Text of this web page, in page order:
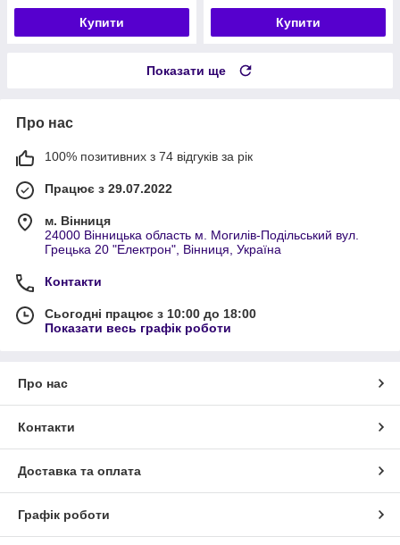
Купити Купити
Показати ще
Про нас
100% позитивних з 74 відгуків за рік
Працює з 29.07.2022
м. Вінниця
24000 Вінницька область м. Могилів-Подільський вул.
Грецька 20 "Електрон", Вінниця, Україна
Контакти
Сьогодні працює з 10:00 до 18:00
Показати весь графік роботи
Про нас
Контакти
Доставка та оплата
Графік роботи